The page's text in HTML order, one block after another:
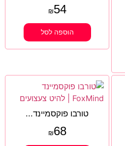
₪54
הוספה לסל
טורבו פוקסמיינד...
₪68